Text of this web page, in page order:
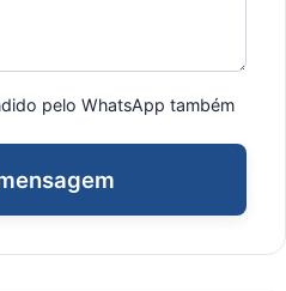
pelo WhatsApp também